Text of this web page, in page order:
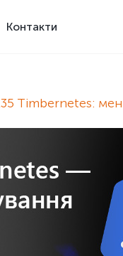
Контакти
Timbernetes: